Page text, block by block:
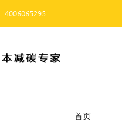
4006065295
首页